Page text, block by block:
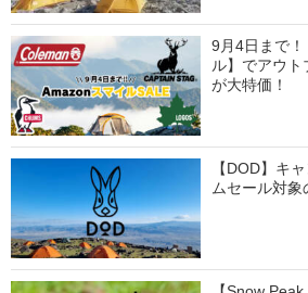
9月4日まで
ル】でアウ
が大特価！
【DOD】キ
ムセール対